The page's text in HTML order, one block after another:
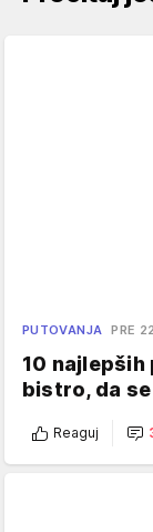
PUTOVANJA PRE
10 najlepših
bistro, da
Reaguj